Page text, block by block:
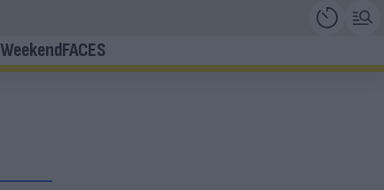
WeekendFACES